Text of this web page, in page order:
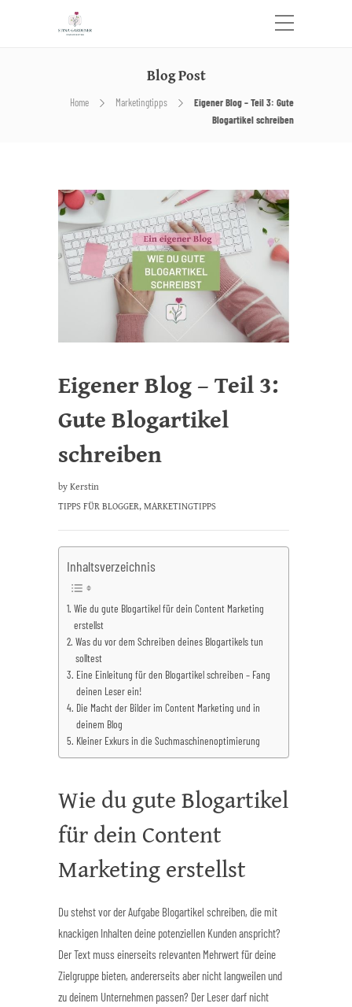
Blog Post
Home Marketingtipps
Eigener Blog – Teil 3: Gute
Blogartikel schreiben
Eigener Blog – Teil 3:
Gute Blogartikel
schreiben
byKerstin
TIPPS FÜR BLOGGER,MARKETINGTIPPS
Inhaltsverzeichnis
Wie du gute Blogartikel für dein Content Marketing
erstellst
Was du vor dem Schreiben deines Blogartikels tun
solltest
Eine Einleitung für den Blogartikel schreiben – Fang
deinen Leser ein!
Die Macht der Bilder im Content Marketing und in
deinem Blog
Kleiner Exkurs in die Suchmaschinenoptimierung
Wie du gute Blogartikel
für dein Content
Marketing erstellst
Du stehst vor der Aufgabe Blogartikel schreiben, die mit
knackigen Inhalten deine potenziellen Kunden anspricht?
Der Text muss einerseits relevanten Mehrwert für deine
Zielgruppe bieten, andererseits aber nicht langweilen und
zu deinem Unternehmen passen? Der Leser darf nicht